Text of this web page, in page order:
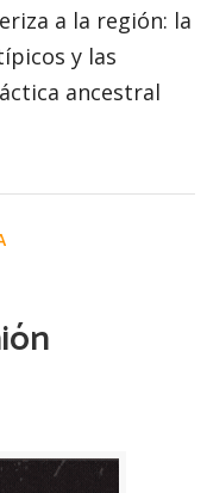
a la región: la
y las
ancestral